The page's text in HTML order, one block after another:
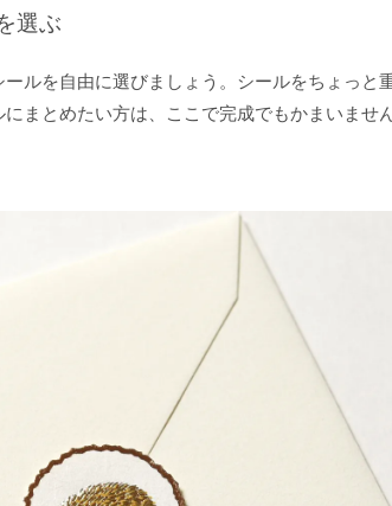
選ぶ
ルを自由に選びましょう。シールをちょっと
まとめたい方は、ここで完成でもかまいません